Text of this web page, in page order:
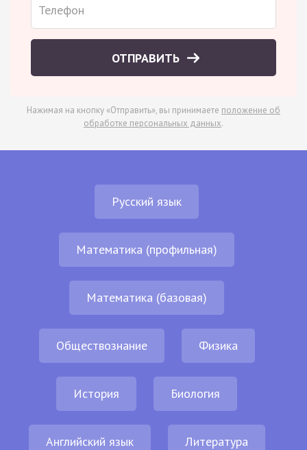
ОТПРАВИТЬ
Нажимая на кнопку «Отправить», вы принимаете положение об
обработке персональных данных.
Русский язык
Математика (профильная)
Математика (базовая)
Обществознание Физика
История Биология
Английский язык Литература